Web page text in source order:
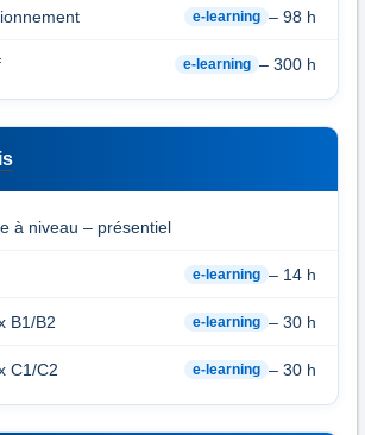
e-learning – 98 h
e-learning – 300 h
à niveau – présentiel
e-learning – 14 h
B1/B2 e-learning – 30 h
C1/C2 e-learning – 30 h